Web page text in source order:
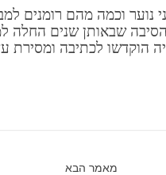
25 ספרים. רובם לבני נוער וכמה מהם
שבאותן שנים החלה
הוקדשו לכתיבה ומסירת
מאמר הבא